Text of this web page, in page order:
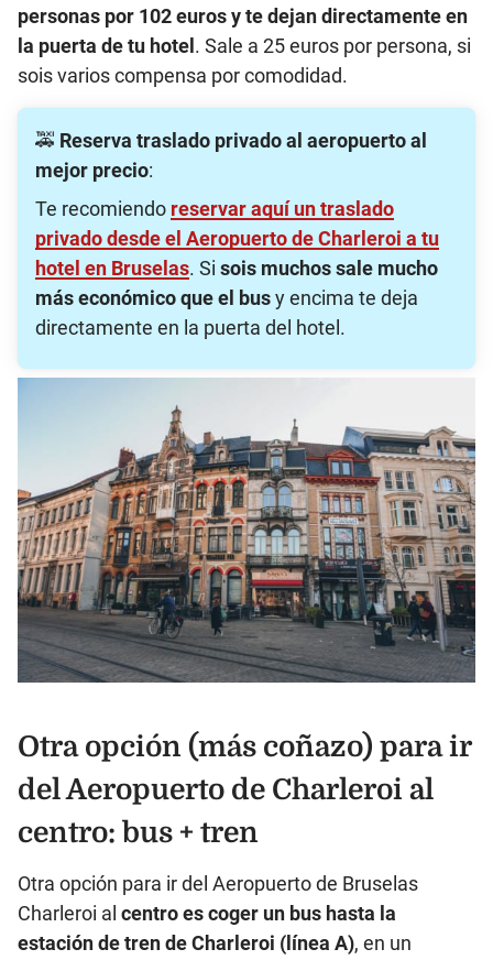
personas por 102 euros y te dejan directamente en
la puerta de tu hotel . Sale a 25 euros por persona, si
sois varios compensa por comodidad.
🚕 Reserva traslado privado al aeropuerto al
mejor precio:
Te recomiendo reservar aquí un traslado
privado desde el Aeropuerto de Charleroi a tu
hotel en Bruselas. Si sois muchos sale mucho
más económico que el busy encima te deja
directamente en la puerta del hotel.
Otra opción (más coñazo) para ir
del Aeropuerto de Charleroi al
centro: bus + tren
Otra opción para ir del Aeropuerto de Bruselas
Charleroi al centro es coger un bus hasta la
estación de tren de Charleroi (línea A), en un